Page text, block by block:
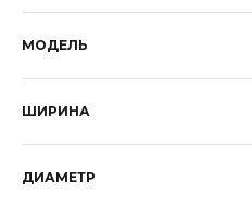
МОДЕЛЬ
ШИРИНА
ДИАМЕТР